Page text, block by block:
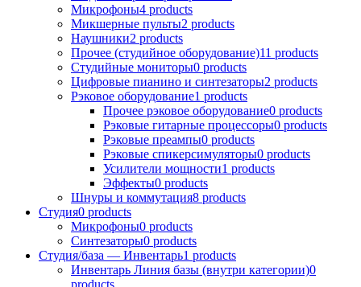
Микрофоны4 products
Микшерные пульты2 products
Наушники2 products
Прочее (студийное оборудование)11 products
Студийные мониторы0 products
Цифровые пианино и синтезаторы2 products
Рэковое оборудование1 products
Прочее рэковое оборудование0 products
Рэковые гитарные процессоры0 products
Рэковые преампы0 products
Рэковые спикерсимуляторы0 products
Усилители мощности1 products
Эффекты0 products
Шнуры и коммутация8 products
Студия0 products
Микрофоны0 products
Синтезаторы0 products
Студия/база — Инвентарь1 products
Инвентарь Линия базы (внутри категории)0
products